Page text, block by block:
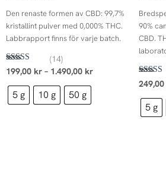
Den renaste formen av CBD: 99,7%
kristallint pulver med 0,000% THC.
Labbrapport finns för varje batch.
Betygsatt
4.57
av 5
(14)
199,00 kr – 1.490,00 kr
1.490,00 kr
5 g 10 g 50 g
90%
CBD.
5.00
av 5
249,00
5 g